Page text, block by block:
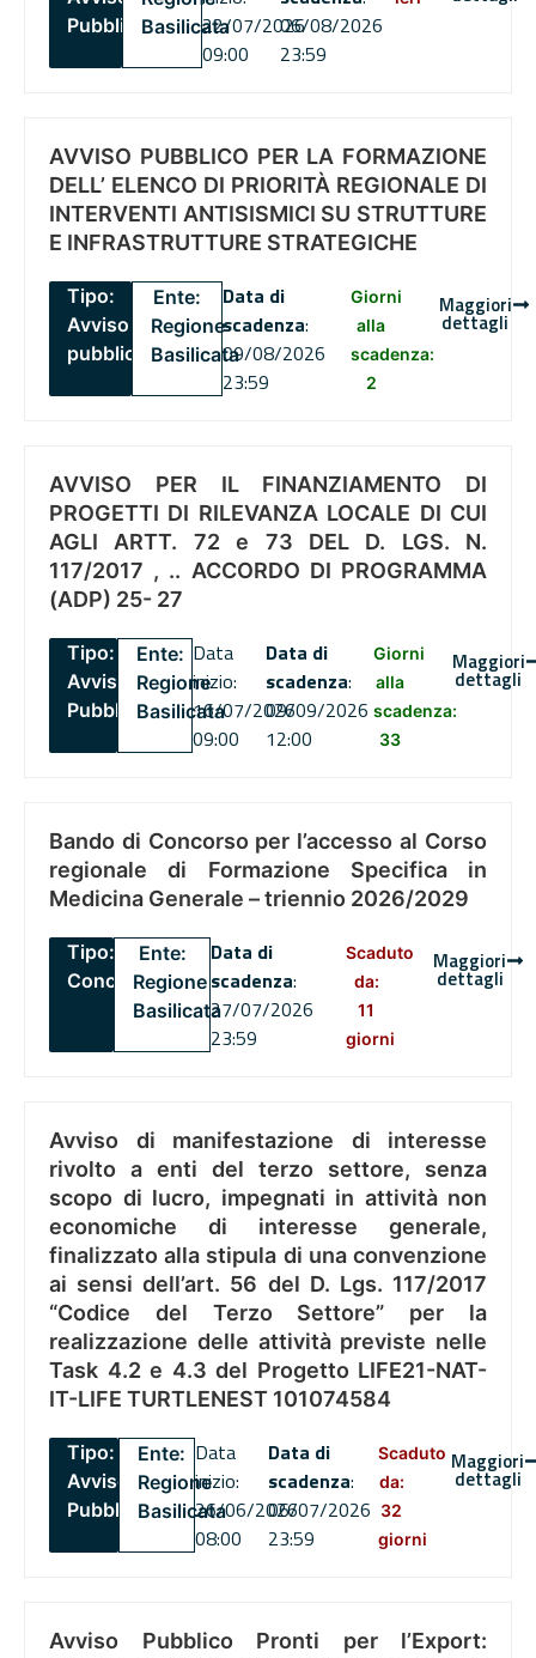
PubblicoBasilicata22/07/2026
09:00
06/08/2026
23:59
AVVISO PUBBLICO PER LA FORMAZIONE
DELL’ ELENCO DI PRIORITÀ REGIONALE DI
INTERVENTI ANTISISMICI SU STRUTTURE
E INFRASTRUTTURE STRATEGICHE
Tipo:
Avviso
pubblico
Ente:
Regione
Basilicata
Data di
scadenza:
09/08/2026
23:59
Giorni
alla
scadenza:
2
Maggiori
dettagli
AVVISO PER IL FINANZIAMENTO DI
PROGETTI DI RILEVANZA LOCALE DI CUI
AGLI ARTT. 72 e 73 DEL D. LGS. N.
117/2017 , .. ACCORDO DI PROGRAMMA
(ADP) 25- 27
Tipo:
Avviso
Pubblico
Ente:
Regione
Basilicata
Data
inizio:
16/07/2026
09:00
Data di
scadenza:
09/09/2026
12:00
Giorni
alla
scadenza:
33
Maggiori
dettagli
Bando di Concorso per l’accesso al Corso
regionale di Formazione Specifica in
Medicina Generale – triennio 2026/2029
Tipo:
Concorsi
Ente:
Regione
Basilicata
Data di
scadenza:
27/07/2026
23:59
Scaduto
da:
11
giorni
Maggiori
dettagli
Avviso di manifestazione di interesse
rivolto a enti del terzo settore, senza
scopo di lucro, impegnati in attività non
economiche di interesse generale,
finalizzato alla stipula di una convenzione
ai sensi dell’art. 56 del D. Lgs. 117/2017
“Codice del Terzo Settore” per la
realizzazione delle attività previste nelle
Task 4.2 e 4.3 del Progetto LIFE21-NAT-
IT-LIFE TURTLENEST 101074584
Tipo:
Avviso
Pubblico
Ente:
Regione
Basilicata
Data
inizio:
26/06/2026
08:00
Data di
scadenza:
06/07/2026
23:59
Scaduto
da:
32
giorni
Maggiori
dettagli
Avviso Pubblico Pronti per l’Export: